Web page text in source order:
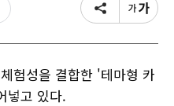
험성을 결합한 '테마형 카
넣고 있다.